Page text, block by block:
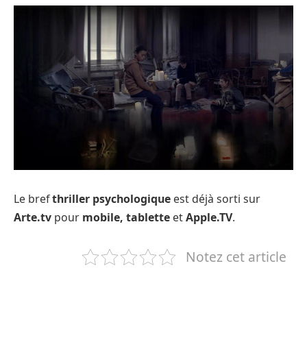
Le brefthriller psychologique est déjà sorti sur
Arte.tv pour mobile, tablette etApple.TV.
Notez cet article